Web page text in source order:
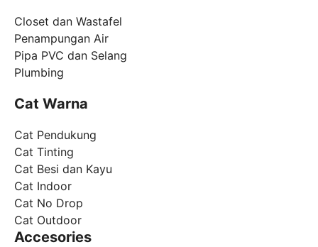
Closet dan Wastafel
Penampungan Air
Pipa PVC dan Selang
Plumbing
Cat Warna
Cat Pendukung
Cat Tinting
Cat Besi dan Kayu
Cat Indoor
Cat No Drop
Cat Outdoor
Accesories